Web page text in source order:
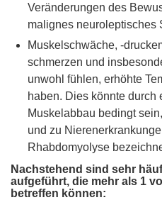
Veränderungen des
malignes neuroleptisches
Muskelschwäche, -
schmerzen und
unwohl fühlen, erhöhte
haben. Dies könnte durch
Muskelabbau bedingt
und zu
Rhabdomyolyse
Nachstehend sind sehr
aufgeführt, die mehr als 1
betreffen können: